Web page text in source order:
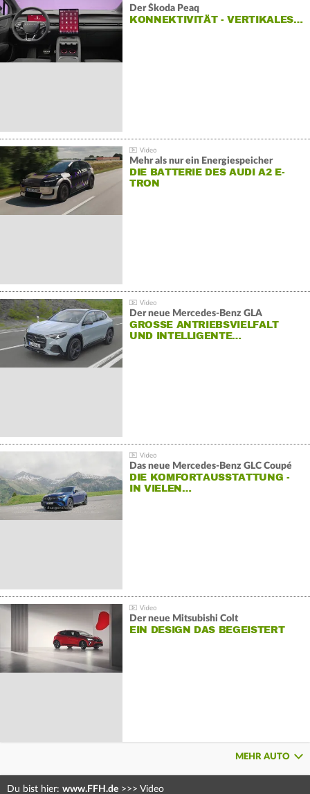
Der Škoda Peaq
KONNEKTIVITÄT - VERTIKALES…
Mehr als nur ein Energiespeicher
DIE BATTERIE DES AUDI A2 E-
TRON
Der neue Mercedes-Benz GLA
GROSSE ANTRIEBSVIELFALT U
ND INTELLIGENTE…
Das neue Mercedes-Benz GLC Coupé
DIE KOMFORTAUSSTATTUNG -
IN VIELEN…
Der neue Mitsubishi Colt
EIN DESIGN DAS BEGEISTERT
MEHR AUTO
Du bist hier: www.FFH.de >>> Video